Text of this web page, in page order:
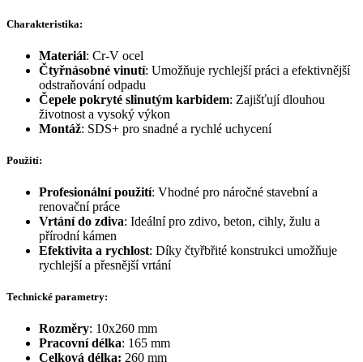
Charakteristika:
Materiál: Cr-V ocel
Čtyřnásobné vinutí: Umožňuje rychlejší práci a efektivnější
odstraňování odpadu
Čepele pokryté slinutým karbidem: Zajišťují dlouhou
životnost a vysoký výkon
Montáž: SDS+ pro snadné a rychlé uchycení
Použití:
Profesionální použití: Vhodné pro náročné stavební a
renovační práce
Vrtání do zdiva: Ideální pro zdivo, beton, cihly, žulu a
přírodní kámen
Efektivita a rychlost: Díky čtyřbřité konstrukci umožňuje
rychlejší a přesnější vrtání
Technické parametry:
Rozměry: 10x260 mm
Pracovní délka: 165 mm
Celková délka: 260 mm